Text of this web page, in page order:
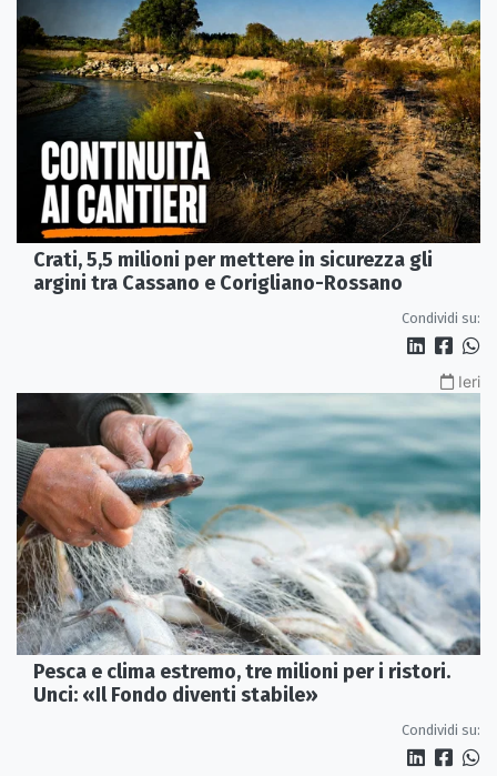
Crati, 5,5 milioni per mettere in sicurezza gli
argini tra Cassano e Corigliano-Rossano
Condividi su:
Ieri
Pesca e clima estremo, tre milioni per i ristori.
Unci: «Il Fondo diventi stabile»
Condividi su: